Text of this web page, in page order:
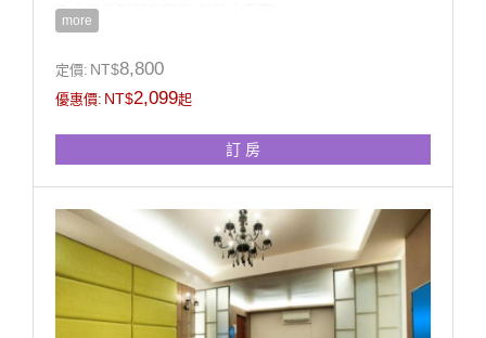
◆此組房型配有硬床(無獨立車庫)
※若無備註需求則依現場狀況安排
◆提供館內室外電腦監控停車場
◆房內衛浴提供浴缸(無溫泉)
more
定價: NT$8,800
優惠價: NT$2,099起
訂 房